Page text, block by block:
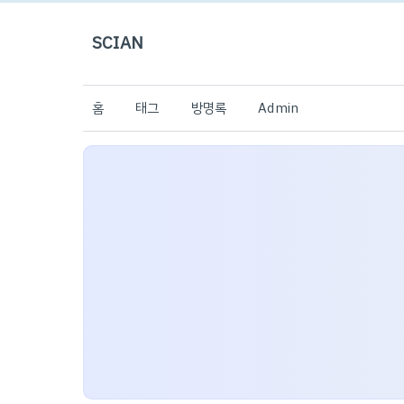
SCIAN
홈 태그 방명록 Admin